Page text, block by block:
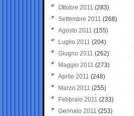
Ottobre 2011 (283)
Settembre 2011 (268)
Agosto 2011 (155)
Luglio 2011 (204)
Giugno 2011 (262)
Maggio 2011 (273)
Aprile 2011 (248)
Marzo 2011 (255)
Febbraio 2011 (233)
Gennaio 2011 (253)